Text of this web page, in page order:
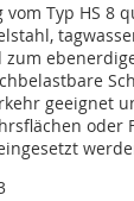
vom Typ HS 8
geeignet
oder